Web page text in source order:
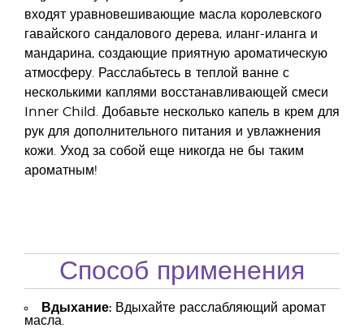
входят уравновешивающие масла королевского
гавайского сандалового дерева, иланг-иланга и
мандарина, создающие приятную ароматическую
атмосферу. Расслабьтесь в теплой ванне с
несколькими каплями восстанавливающей смеси
Inner Child. Добавьте несколько капель в крем для
рук для дополнительного питания и увлажнения
кожи. Уход за собой еще никогда не бы таким
ароматным!
Способ применения
Вдыхание: Вдыхайте расслабляющий аромат
масла.